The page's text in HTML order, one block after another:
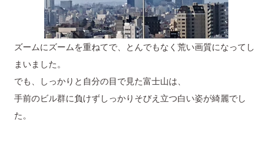
ズームにズームを重ねてで、とんでもなく荒い画質になってし
まいました。
でも、しっかりと自分の目で見た富士山は、
手前のビル群に負けずしっかりそびえ立つ白い姿が綺麗でし
た。